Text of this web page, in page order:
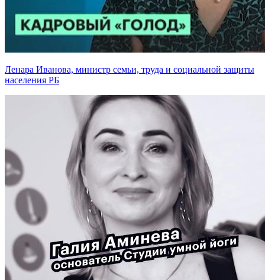
Ленара Иванова, министр семьи, труда и социальной защиты
населения РБ